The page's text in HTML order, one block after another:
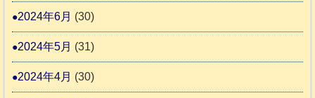
2024年6月 (30)
2024年5月 (31)
2024年4月 (30)